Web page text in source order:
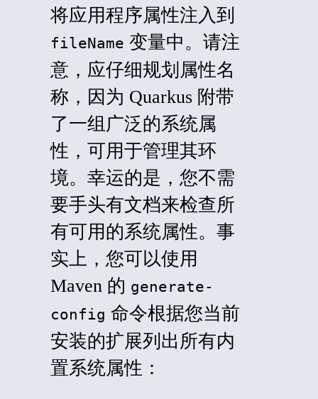
将应用程序属性注入到
fileName 变量中。请注
意，应仔细规划属性名
称，因为 Quarkus 附带
了一组广泛的系统属
性，可用于管理其环
境。幸运的是，您不需
要手头有文档来检查所
有可用的系统属性。事
实上，您可以使用
Maven 的 generate-
config 命令根据您当前
安装的扩展列出所有内
置系统属性：